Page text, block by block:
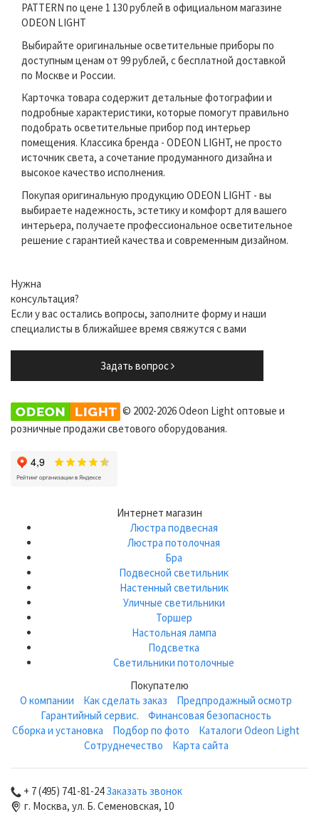
PATTERN по цене 1 130 рублей в официальном магазине
ODEON LIGHT
Выбирайте оригинальные осветительные приборы по
доступным ценам от 99 рублей, с бесплатной доставкой
по Москве и России.
Карточка товара содержит детальные фотографии и
подробные характеристики, которые помогут правильно
подобрать осветительные прибор под интерьер
помещения. Классика бренда - ODEON LIGHT, не просто
источник света, а сочетание продуманного дизайна и
высокое качество исполнения.
Покупая оригинальную продукцию ODEON LIGHT - вы
выбираете надежность, эстетику и комфорт для вашего
интерьера, получаете профессиональное осветительное
решение с гарантией качества и современным дизайном.
Нужна
консультация?
Если у вас остались вопросы, заполните форму и наши
специалисты в ближайшее время свяжутся с вами
Задать вопрос
© 2002-2026 Odeon Light оптовые и
розничные продажи светового оборудования.
Интернет магазин
Люстра подвесная
Люстра потолочная
Бра
Подвесной светильник
Настенный светильник
Уличные светильники
Торшер
Настольная лампа
Подсветка
Светильники потолочные
Покупателю
О компании
Как сделать заказ
Предпродажный осмотр
Гарантийный сервис.
Финансовая безопасность
Сборка и установка
Подбор по фото
Каталоги Odeon Light
Сотруднечество
Карта сайта
+ 7 (495) 741-81-24Заказать звонок
г. Москва, ул. Б. Семеновская, 10